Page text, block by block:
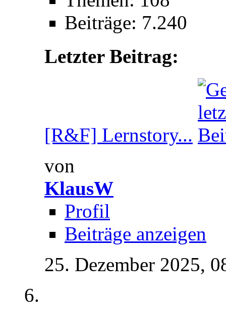
Beiträge: 7.240
Letzter Beitrag:
[R&F] Lernstory...
von
KlausW
Profil
Beiträge anzeigen
25. Dezember 2025,